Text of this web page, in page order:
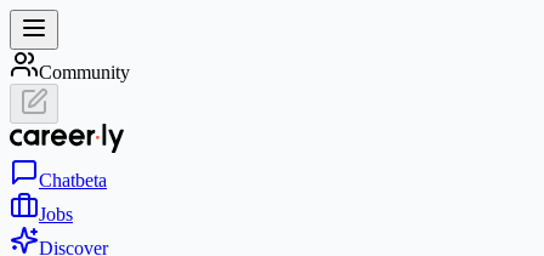
Community
Chatbeta
Jobs
Discover